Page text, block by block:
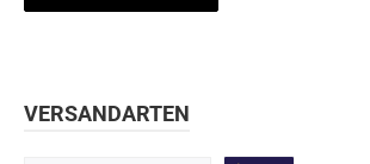
VERSANDARTEN